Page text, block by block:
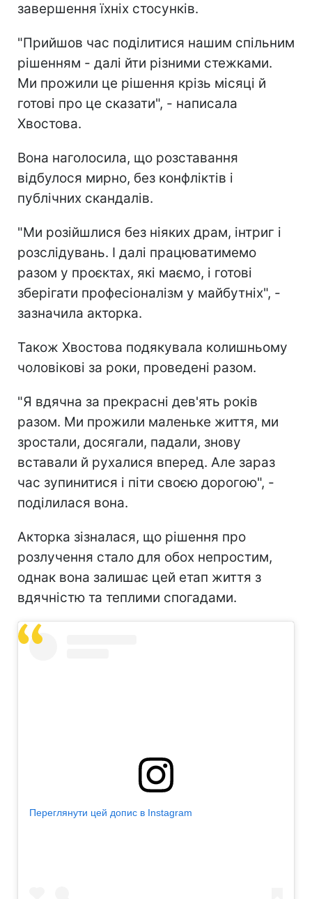
завершення їхніх стосунків.
"Прийшов час поділитися нашим спільним
рішенням - далі йти різними стежками.
Ми прожили це рішення крізь місяці й
готові про це сказати", - написала
Хвостова.
Вона наголосила, що розставання
відбулося мирно, без конфліктів і
публічних скандалів.
"Ми розійшлися без ніяких драм, інтриг і
розслідувань. І далі працюватимемо
разом у проєктах, які маємо, і готові
зберігати професіоналізм у майбутніх", -
зазначила акторка.
Також Хвостова подякувала колишньому
чоловікові за роки, проведені разом.
"Я вдячна за прекрасні дев'ять років
разом. Ми прожили маленьке життя, ми
зростали, досягали, падали, знову
вставали й рухалися вперед. Але зараз
час зупинитися і піти своєю дорогою", -
поділилася вона.
Акторка зізналася, що рішення про
розлучення стало для обох непростим,
однак вона залишає цей етап життя з
вдячністю та теплими спогадами.
Переглянути цей допис в Instagram